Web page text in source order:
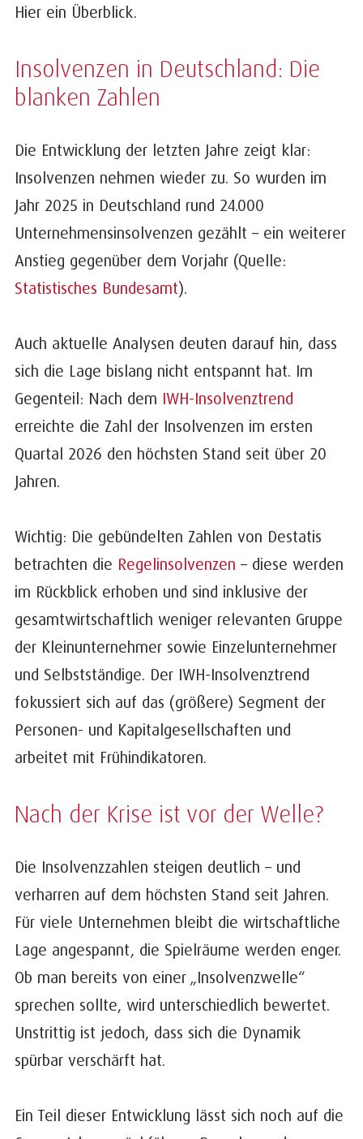
Hier ein Überblick.
Insolvenzen in Deutschland: Die
blanken Zahlen
Die Entwicklung der letzten Jahre zeigt klar:
Insolvenzen nehmen wieder zu. So wurden im
Jahr 2025 in Deutschland rund 24.000
Unternehmensinsolvenzen gezählt – ein weiterer
Anstieg gegenüber dem Vorjahr (Quelle:
Statistisches Bundesamt).
Auch aktuelle Analysen deuten darauf hin, dass
sich die Lage bislang nicht entspannt hat. Im
Gegenteil: Nach dem IWH-Insolvenztrend
erreichte die Zahl der Insolvenzen im ersten
Quartal 2026 den höchsten Stand seit über 20
Jahren.
Wichtig: Die gebündelten Zahlen von Destatis
betrachten die Regelinsolvenzen – diese werden
im Rückblick erhoben und sind inklusive der
gesamtwirtschaftlich weniger relevanten Gruppe
der Kleinunternehmer sowie Einzelunternehmer
und Selbstständige. Der IWH-Insolvenztrend
fokussiert sich auf das (größere) Segment der
Personen- und Kapitalgesellschaften und
arbeitet mit Frühindikatoren.
Nach der Krise ist vor der Welle?
Die Insolvenzzahlen steigen deutlich – und
verharren auf dem höchsten Stand seit Jahren.
Für viele Unternehmen bleibt die wirtschaftliche
Lage angespannt, die Spielräume werden enger.
Ob man bereits von einer „Insolvenzwelle“
sprechen sollte, wird unterschiedlich bewertet.
Unstrittig ist jedoch, dass sich die Dynamik
spürbar verschärft hat.
Ein Teil dieser Entwicklung lässt sich noch auf die